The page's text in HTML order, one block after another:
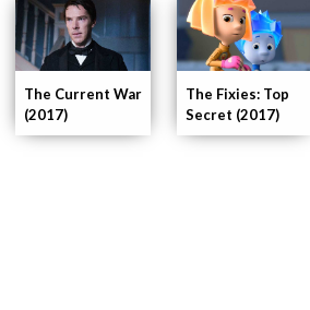
The Fixies: Top
Secret (2017)
The Current War
(2017)